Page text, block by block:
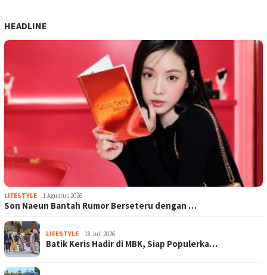
HEADLINE
LIFESTYLE 1 Agustus 2026
Son Naeun Bantah Rumor Berseteru dengan …
LIFESTYLE 18 Juli 2026
Batik Keris Hadir di MBK, Siap Populerka…